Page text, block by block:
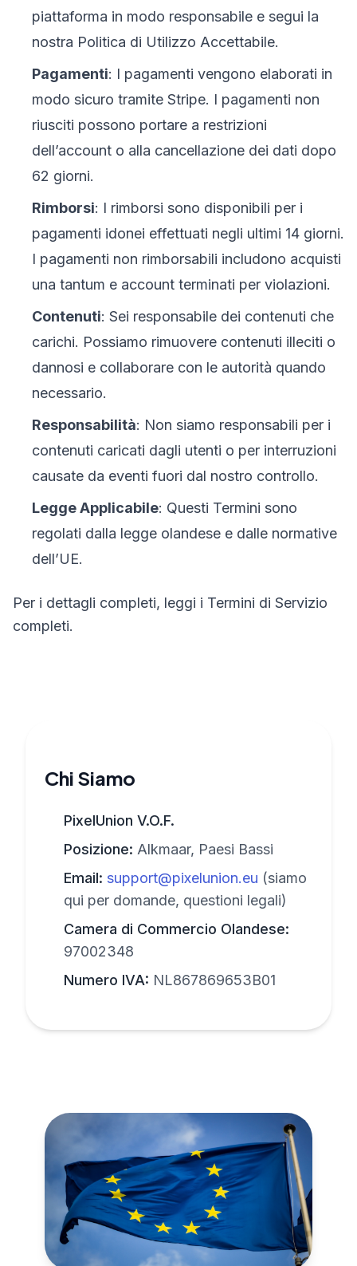
piattaforma in modo responsabile e segui la
nostra Politica di Utilizzo Accettabile.
Pagamenti: I pagamenti vengono elaborati in
modo sicuro tramite Stripe. I pagamenti non
riusciti possono portare a restrizioni
dell’account o alla cancellazione dei dati dopo
62 giorni.
Rimborsi: I rimborsi sono disponibili per i
pagamenti idonei effettuati negli ultimi 14 giorni.
I pagamenti non rimborsabili includono acquisti
una tantum e account terminati per violazioni.
Contenuti: Sei responsabile dei contenuti che
carichi. Possiamo rimuovere contenuti illeciti o
dannosi e collaborare con le autorità quando
necessario.
Responsabilità: Non siamo responsabili per i
contenuti caricati dagli utenti o per interruzioni
causate da eventi fuori dal nostro controllo.
Legge Applicabile: Questi Termini sono
regolati dalla legge olandese e dalle normative
dell’UE.
Per i dettagli completi, leggi i Termini di Servizio
completi.
Chi Siamo
PixelUnion V.O.F.
Posizione: Alkmaar, Paesi Bassi
Email: support@pixelunion.eu (siamo
qui per domande, questioni legali)
Camera di Commercio Olandese:
97002348
Numero IVA: NL867869653B01